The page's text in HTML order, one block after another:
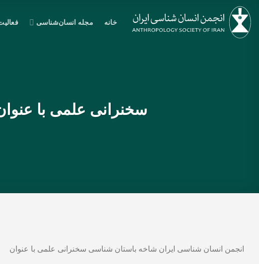
content
خانه مجله انسان‌شناسی
سخنرانی علمی با
انجمن انسان شناسی ایران شاخه باستان شناسی سخنرانی علمی با عنوان